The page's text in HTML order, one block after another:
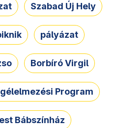
Szabad Új Hely
pályázat
Borbíró Virgil
Program
Bábszínház